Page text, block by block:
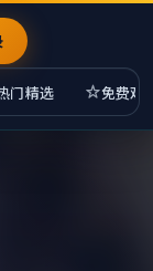
门精选 免费观